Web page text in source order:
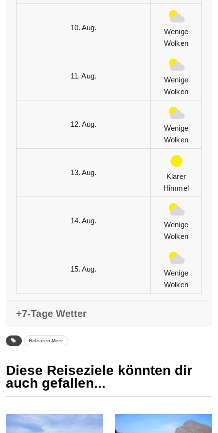
10. Aug.
Wenige
Wolken
11. Aug.
Wenige
Wolken
12. Aug.
Wenige
Wolken
13. Aug.
Klarer
Himmel
14. Aug.
Wenige
Wolken
15. Aug.
Wenige
Wolken
+7-Tage Wetter
Balearen-Meer
Diese Reiseziele könnten dir
auch gefallen...